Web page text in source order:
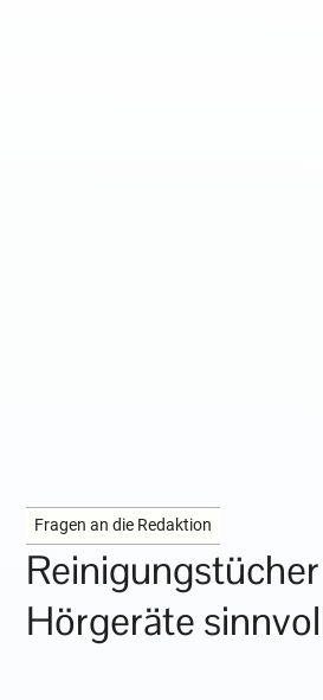
Fragen an die Redaktion
Hörgeräte